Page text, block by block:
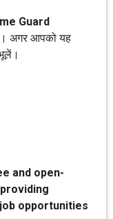
Guard
अगर आपको यह
and open-
opportunities